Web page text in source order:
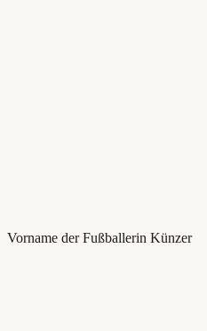
Vorname der Fußballerin Künzer